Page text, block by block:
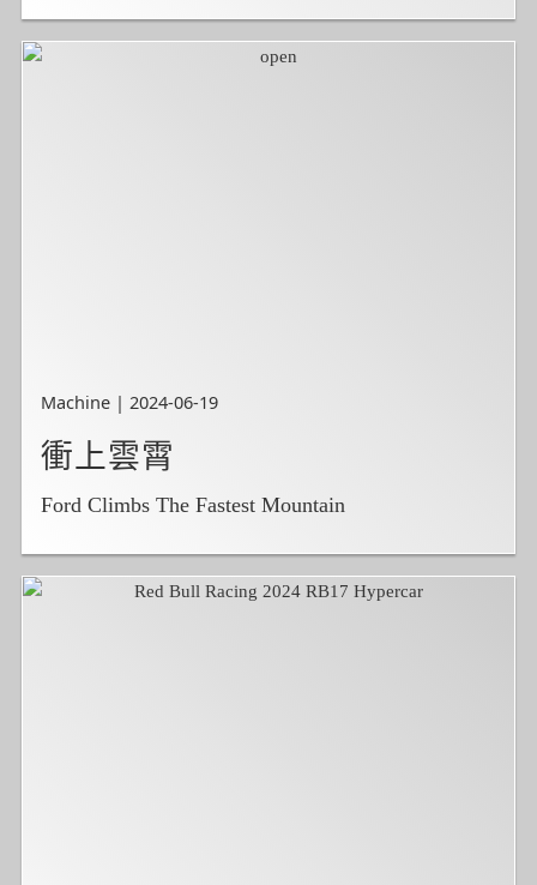
Machine | 2024-06-19
衝上雲霄
Ford Climbs The Fastest Mountain